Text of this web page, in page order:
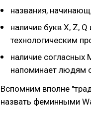
названия,
наличие букв X, Z,
технологическим
наличие согласных
напоминает людям
Вспомним вполне
назвать феминными